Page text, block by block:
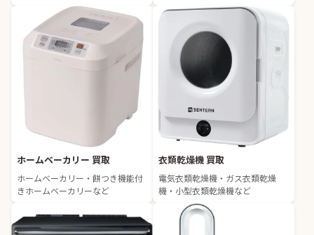
ホームベーカリー 買取
ホームベーカリー・餅つき機能付
きホームベーカリーなど
衣類乾燥機 買取
電気衣類乾燥機・ガス衣類乾燥
機・小型衣類乾燥機など